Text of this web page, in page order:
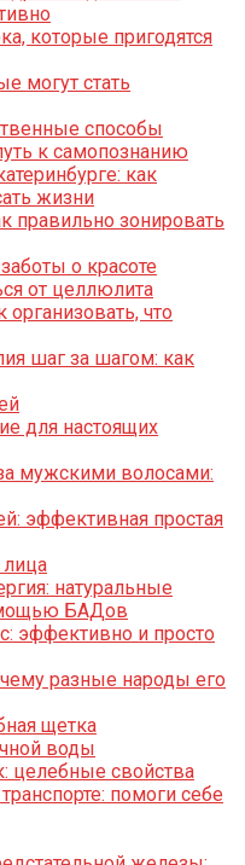
которые пригодятся
могут стать
способы
к самопознанию
как
жизни
правильно зонировать
о красоте
от целлюлита
что
шаг за шагом: как
для настоящих
мужскими волосами:
эффективная простая
натуральные
БАДов
эффективно и просто
разные народы его
щетка
воды
целебные свойства
помоги себе